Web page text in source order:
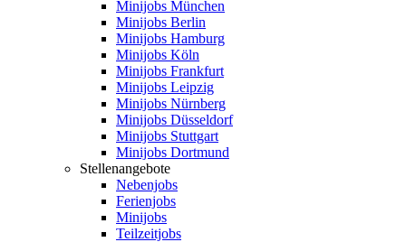
Minijobs München
Minijobs Berlin
Minijobs Hamburg
Minijobs Köln
Minijobs Frankfurt
Minijobs Leipzig
Minijobs Nürnberg
Minijobs Düsseldorf
Minijobs Stuttgart
Minijobs Dortmund
Stellenangebote
Nebenjobs
Ferienjobs
Minijobs
Teilzeitjobs